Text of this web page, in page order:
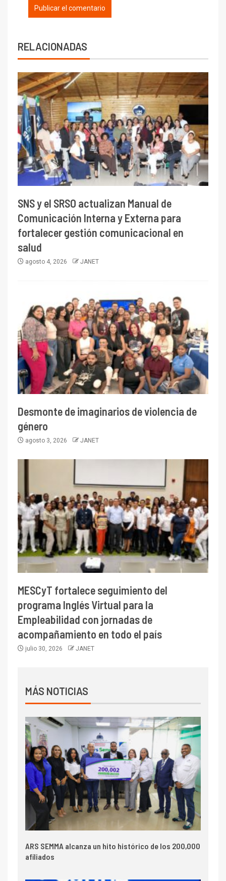
RELACIONADAS
SNS y el SRSO actualizan Manual de
Comunicación Interna y Externa para
fortalecer gestión comunicacional en
salud
agosto 4, 2026 JANET
Desmonte de imaginarios de violencia de
género
agosto 3, 2026 JANET
MESCyT fortalece seguimiento del
programa Inglés Virtual para la
Empleabilidad con jornadas de
acompañamiento en todo el país
julio 30, 2026 JANET
MÁS NOTICIAS
ARS SEMMA alcanza un hito histórico de los 200,000
afiliados